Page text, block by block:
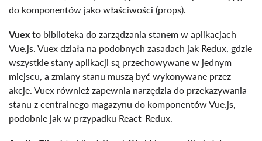
do komponentów jako właściwości (props).
Vuex to biblioteka do zarządzania stanem w aplikacjach
Vue.js. Vuex działa na podobnych zasadach jak Redux, gdzie
wszystkie stany aplikacji są przechowywane w jednym
miejscu, a zmiany stanu muszą być wykonywane przez
akcje. Vuex również zapewnia narzędzia do przekazywania
stanu z centralnego magazynu do komponentów Vue.js,
podobnie jak w przypadku React-Redux.